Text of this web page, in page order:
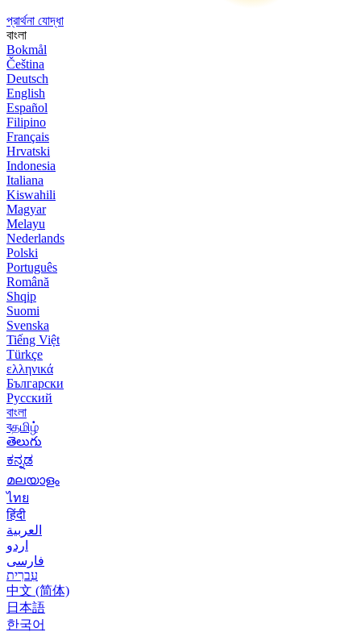
প্রার্থনা যোদ্ধা
বাংলা
Bokmål
Čeština
Deutsch
English
Español
Filipino
Français
Hrvatski
Indonesia
Italiana
Kiswahili
Magyar
Melayu
Nederlands
Polski
Português
Română
Shqip
Suomi
Svenska
Tiếng Việt
Türkçe
ελληνικά
Български
Русский
বাংলা
বதமிழ்
తెలుగు
ಕನ್ನಡ
മലയാളം
ไทย
हिंदी
العربية
اردو
فارسی
עִברִית
中文 (简体)
日本語
한국어